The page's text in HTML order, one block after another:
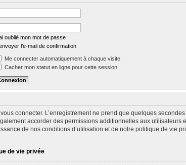
oublié mon mot de passe
l’e-mail de confirmation
Me connecter automatiquement à chaque visite
Cacher mon statut en ligne pour cette session
connecter. L’enregistrement ne prend que quelques
accorder des permissions additionnelles aux utilisateurs
de nos conditions d’utilisation et de notre politique de vie
de vie privée